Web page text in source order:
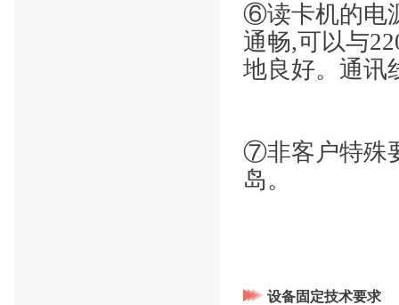
⑥读卡机的电
通畅,可以与
地良好。通讯
⑦非客户特殊
岛。
设备固定技术要求